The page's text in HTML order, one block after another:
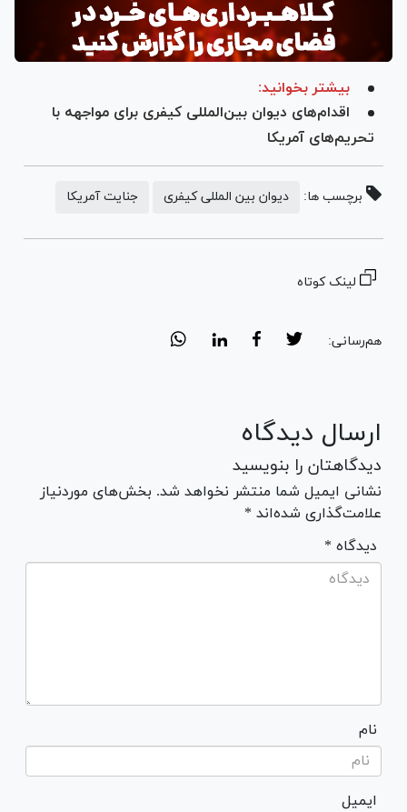
بیشتر بخوانید:
اقدام‌های دیوان بین‌المللی کیفری برای مواجهه با
تحریم‌های آمریکا
برچسب ها: دیوان بین المللی کیفری جنایت آمریکا
لینک کوتاه
هم‌رسانی:
ارسال دیدگاه
دیدگاهتان را بنویسید
نشانی ایمیل شما منتشر نخواهد شد. بخش‌های موردنیاز
علامت‌گذاری شده‌اند *
* دیدگاه
نام
ایمیل